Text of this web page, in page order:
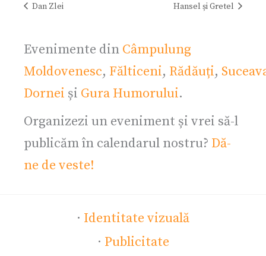
Dan Zlei Hansel și Gretel
Evenimente din Câmpulung
Moldovenesc, Fălticeni, Rădăuți,
Dornei și Gura Humorului.
Organizezi un eveniment și vrei să-l
publicăm în calendarul nostru? Dă-
ne de veste!
· Identitate vizuală
· Publicitate